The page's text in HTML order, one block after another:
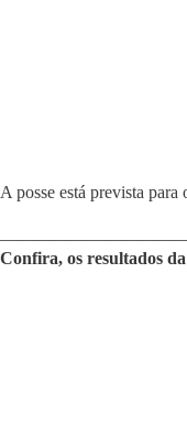
A posse está prevista
Confira, os resultados